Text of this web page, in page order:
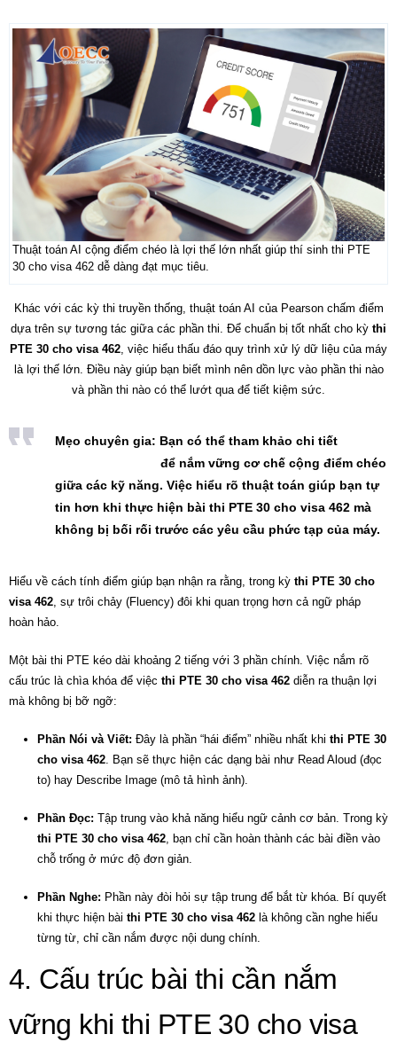
Thuật toán AI cộng điểm chéo là lợi thế lớn nhất giúp thí sinh thi PTE
30 cho visa 462 dễ dàng đạt mục tiêu.
Khác với các kỳ thi truyền thống, thuật toán AI của Pearson chấm điểm
dựa trên sự tương tác giữa các phần thi. Để chuẩn bị tốt nhất cho kỳ thi
PTE 30 cho visa 462 , việc hiểu thấu đáo quy trình xử lý dữ liệu của máy
là lợi thế lớn. Điều này giúp bạn biết mình nên dồn lực vào phần thi nào
và phần thi nào có thể lướt qua để tiết kiệm sức.
Mẹo chuyên gia: Bạn có thể tham khảo chi tiết
để nắm vững cơ chế cộng điểm chéo
giữa các kỹ năng. Việc hiểu rõ thuật toán giúp bạn tự
tin hơn khi thực hiện bài thi PTE 30 cho visa 462 mà
không bị bối rối trước các yêu cầu phức tạp của máy.
Hiểu về cách tính điểm giúp bạn nhận ra rằng, trong kỳ thi PTE 30 cho
visa 462, sự trôi chảy (Fluency) đôi khi quan trọng hơn cả ngữ pháp
hoàn hảo.
Một bài thi PTE kéo dài khoảng 2 tiếng với 3 phần chính. Việc nắm rõ
cấu trúc là chìa khóa để việc thi PTE 30 cho visa 462 diễn ra thuận lợi
mà không bị bỡ ngỡ:
Phần Nói và Viết: Đây là phần “hái điểm” nhiều nhất khi thi PTE 30
cho visa 462. Bạn sẽ thực hiện các dạng bài như Read Aloud (đọc
to) hay Describe Image (mô tả hình ảnh).
Phần Đọc: Tập trung vào khả năng hiểu ngữ cảnh cơ bản. Trong kỳ
thi PTE 30 cho visa 462, bạn chỉ cần hoàn thành các bài điền vào
chỗ trống ở mức độ đơn giản.
Phần Nghe: Phần này đòi hỏi sự tập trung để bắt từ khóa. Bí quyết
khi thực hiện bài thi PTE 30 cho visa 462 là không cần nghe hiểu
từng từ, chỉ cần nắm được nội dung chính.
4. Cấu trúc bài thi cần nắm
vững khi thi PTE 30 cho visa